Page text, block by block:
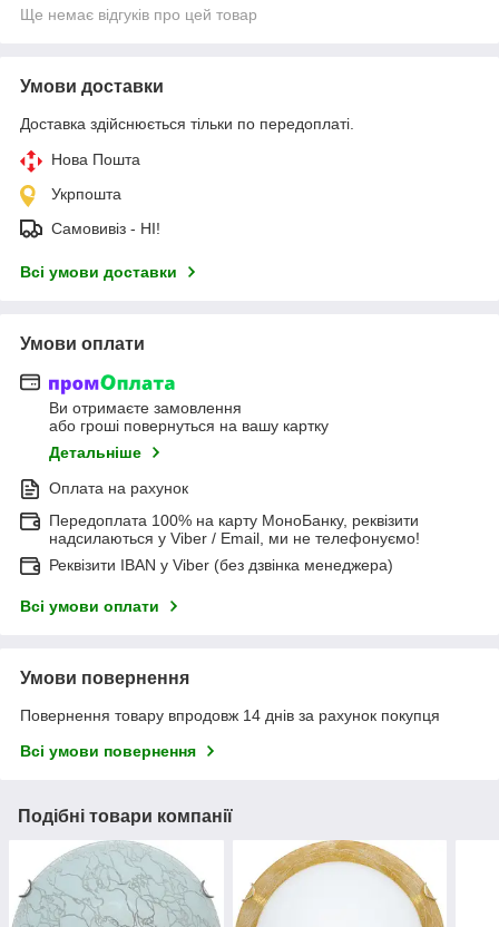
Ще немає відгуків про цей товар
Умови доставки
Доставка здійснюється тільки по передоплаті.
Нова Пошта
Укрпошта
Самовивіз - НІ!
Всі умови доставки
Умови оплати
Ви отримаєте замовлення
або гроші повернуться на вашу картку
Детальніше
Оплата на рахунок
Передоплата 100% на карту МоноБанку, реквізити
надсилаються у Viber / Email, ми не телефонуємо!
Реквізити IBAN у Viber (без дзвінка менеджера)
Всі умови оплати
Умови повернення
Повернення товару впродовж 14 днів за рахунок покупця
Всі умови повернення
Подібні товари компанії